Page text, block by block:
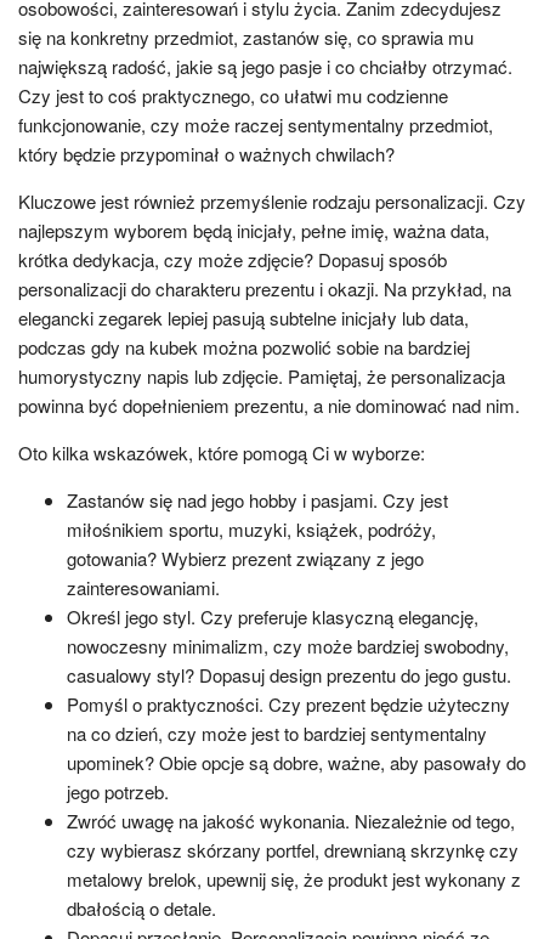
osobowości, zainteresowań i stylu życia. Zanim zdecydujesz
się na konkretny przedmiot, zastanów się, co sprawia mu
największą radość, jakie są jego pasje i co chciałby otrzymać.
Czy jest to coś praktycznego, co ułatwi mu codzienne
funkcjonowanie, czy może raczej sentymentalny przedmiot,
który będzie przypominał o ważnych chwilach?
Kluczowe jest również przemyślenie rodzaju personalizacji. Czy
najlepszym wyborem będą inicjały, pełne imię, ważna data,
krótka dedykacja, czy może zdjęcie? Dopasuj sposób
personalizacji do charakteru prezentu i okazji. Na przykład, na
elegancki zegarek lepiej pasują subtelne inicjały lub data,
podczas gdy na kubek można pozwolić sobie na bardziej
humorystyczny napis lub zdjęcie. Pamiętaj, że personalizacja
powinna być dopełnieniem prezentu, a nie dominować nad nim.
Oto kilka wskazówek, które pomogą Ci w wyborze:
Zastanów się nad jego hobby i pasjami. Czy jest
miłośnikiem sportu, muzyki, książek, podróży,
gotowania? Wybierz prezent związany z jego
zainteresowaniami.
Określ jego styl. Czy preferuje klasyczną elegancję,
nowoczesny minimalizm, czy może bardziej swobodny,
casualowy styl? Dopasuj design prezentu do jego gustu.
Pomyśl o praktyczności. Czy prezent będzie użyteczny
na co dzień, czy może jest to bardziej sentymentalny
upominek? Obie opcje są dobre, ważne, aby pasowały do
jego potrzeb.
Zwróć uwagę na jakość wykonania. Niezależnie od tego,
czy wybierasz skórzany portfel, drewnianą skrzynkę czy
metalowy brelok, upewnij się, że produkt jest wykonany z
dbałością o detale.